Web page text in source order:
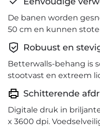
De banen worden
50 cm en kunnen
Robuust en
Betterwalls-behang is
stootvast en extreem
Schitterende
Digitale druk in
x 3600 dpi.